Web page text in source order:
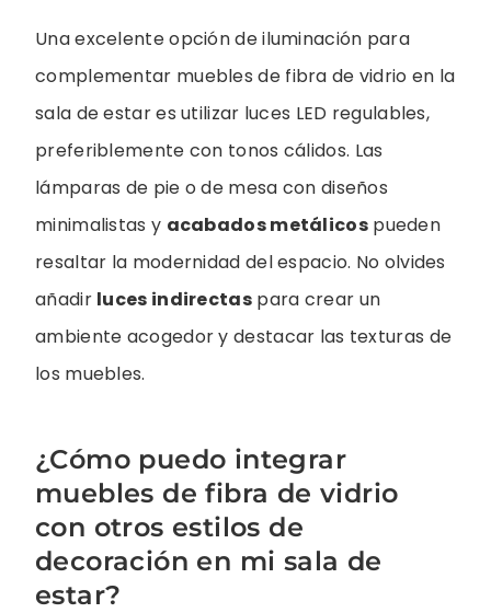
Una excelente opción de iluminación para
complementar muebles de fibra de vidrio en la
sala de estar es utilizar luces LED regulables,
preferiblemente con tonos cálidos. Las
lámparas de pie o de mesa con diseños
minimalistas y acabados metálicospueden
resaltar la modernidad del espacio. No olvides
añadir luces indirectaspara crear un
ambiente acogedor y destacar las texturas de
los muebles.
¿Cómo puedo integrar
muebles de fibra de vidrio
con otros estilos de
decoración en mi sala de
estar?